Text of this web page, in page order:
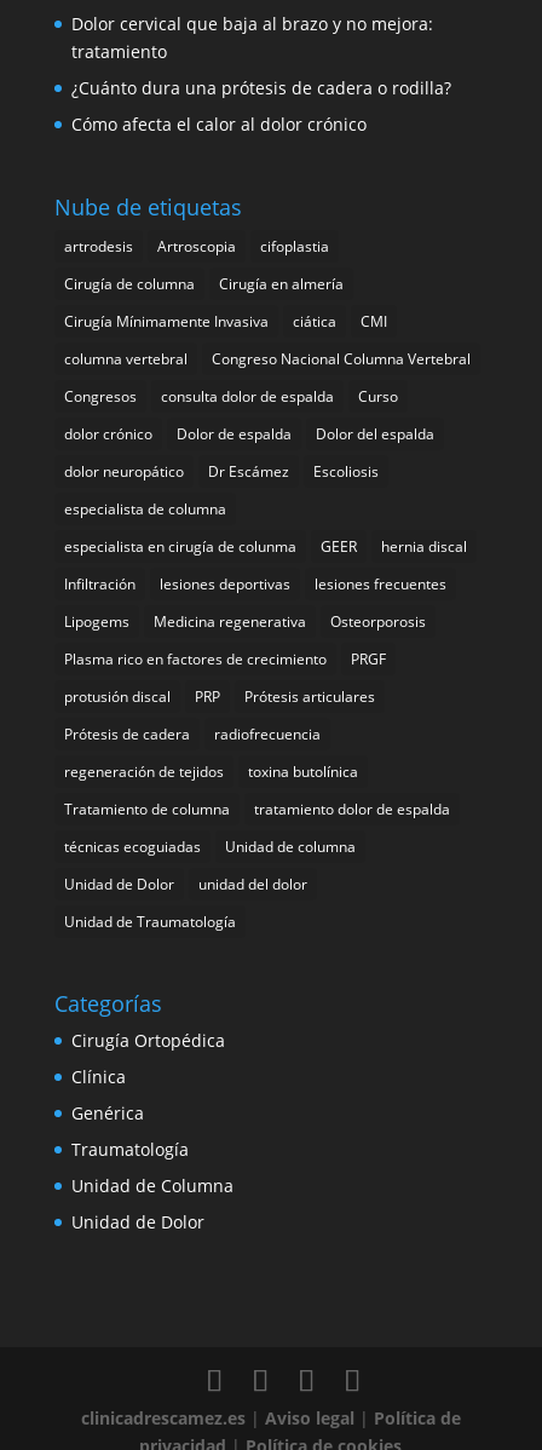
Dolor cervical que baja al brazo y no mejora:
tratamiento
¿Cuánto dura una prótesis de cadera o rodilla?
Cómo afecta el calor al dolor crónico
Nube de etiquetas
artrodesis Artroscopia
cifoplastia
Cirugía de columna
Cirugía en almería
Cirugía Mínimamente Invasiva
ciática
CMI
columna vertebral
Congreso Nacional Columna Vertebral
Congresos
consulta dolor de espalda
Curso
dolor crónico
Dolor de espalda
Dolor del espalda
dolor neuropático
Dr Escámez
Escoliosis
especialista de columna
especialista en cirugía de colunma
GEER
hernia discal
Infiltración
lesiones deportivas
lesiones frecuentes
Lipogems
Medicina regenerativa
Osteorporosis
Plasma rico en factores de crecimiento
PRGF
protusión discal
PRP
Prótesis articulares
Prótesis de cadera
radiofrecuencia
regeneración de tejidos
toxina butolínica
Tratamiento de columna
tratamiento dolor de espalda
técnicas ecoguiadas
Unidad de columna
Unidad de Dolor
unidad del dolor
Unidad de Traumatología
Categorías
Cirugía Ortopédica
Clínica
Genérica
Traumatología
Unidad de Columna
Unidad de Dolor
clinicadrescamez.es| Aviso legal | Política de
privacidad | Política de cookies